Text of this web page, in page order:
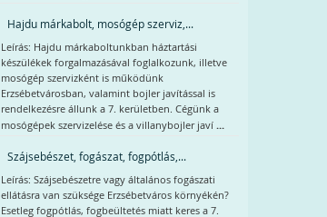
Hajdu márkabolt, mosógép szerviz,...
Leírás: Hajdu márkaboltunkban háztartási
készülékek forgalmazásával foglalkozunk, illetve
mosógép szervizként is működünk
Erzsébetvárosban, valamint bojler javítással is
rendelkezésre állunk a 7. kerületben. Cégünk a
mosógépek szervizelése és a villanybojler javí ...
Szájsebészet, fogászat, fogpótlás,...
Leírás: Szájsebészetre vagy általános fogászati
ellátásra van szüksége Erzsébetváros környékén?
Esetleg fogpótlás, fogbeültetés miatt keres a 7.